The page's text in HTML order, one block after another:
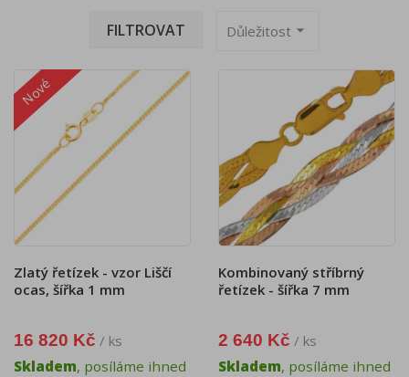
FILTROVAT Důležitost arrow_drop_down
Zlatý řetízek - vzor Liščí
ocas, šířka 1 mm
16 820 Kč / ks
Skladem, posíláme ihned
Nové
Kombinovaný stříbrný
řetízek - šířka 7 mm
2 640 Kč / ks
Skladem, posíláme ihned